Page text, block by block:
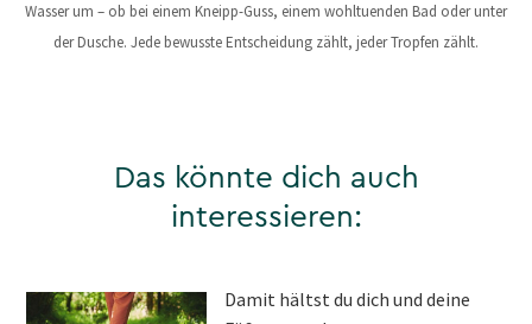
Wasser um – ob bei einem Kneipp-Guss, einem wohltuenden Bad oder unter
der Dusche. Jede bewusste Entscheidung zählt, jeder Tropfen zählt.
Das könnte dich auch
interessieren:
Damit hältst du dich und deine